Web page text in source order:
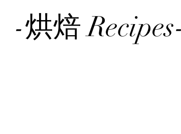
-烘焙 Recipes-